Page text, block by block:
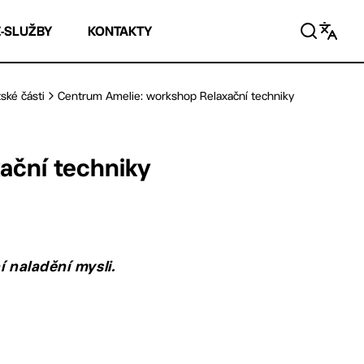
SLUŽBY KONTAKTY
části Centrum Amelie: workshop Relaxační techniky
techniky
naladění mysli.